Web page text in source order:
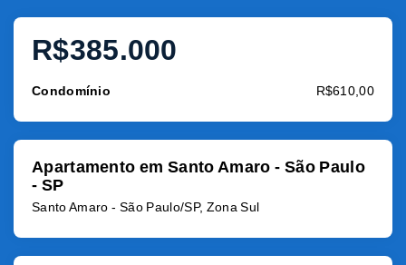
R$385.000
Condomínio R$610,00
Apartamento em Santo Amaro - São Paulo
- SP
Santo Amaro - São Paulo/SP, Zona Sul